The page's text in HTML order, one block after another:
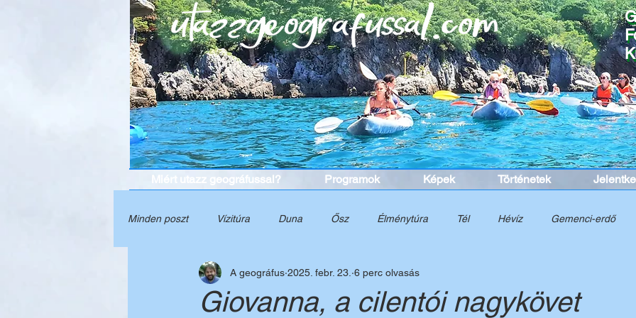
Miért utazz geográfussal? Programok Képek Történetek
Minden poszt Vízitúra Duna Ősz Élménytúra Tél Hévíz Gemenci-erdő
Természet Történelem Túra Tavasz
Giovanna, a cilentói nagykövet
A geográfus 2025. febr. 23. 6 perc olvasás